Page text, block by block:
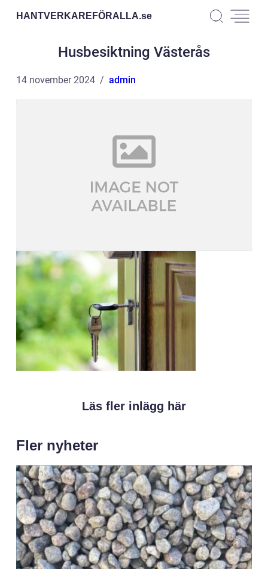
HANTVERKAREFÖRALLA.se
Husbesiktning Västerås
14 november 2024 admin
Läs fler inlägg här
Fler nyheter